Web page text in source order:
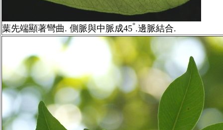
葉先端顯著彎曲. 側脈與中脈成45°.邊脈結合.